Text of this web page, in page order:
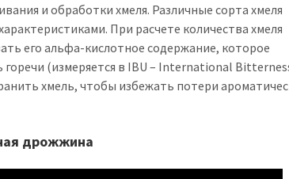
и обработки хмеля. Различные сорта хмеля
При расчете количества хмеля
его альфа-кислотное содержание, которое
горечи (измеряется в IBU – International
хмель, чтобы избежать потери
дрожжина